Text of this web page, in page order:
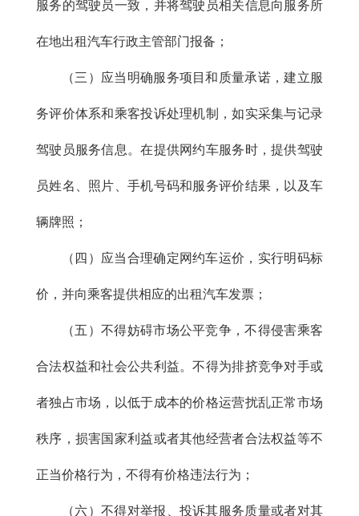
服务的驾驶员一致，并将驾驶员相关信息向服务所
在地出租汽车行政主管部门报备；
（三）应当明确服务项目和质量承诺，建立服
务评价体系和乘客投诉处理机制，如实采集与记录
驾驶员服务信息。在提供网约车服务时，提供驾驶
员姓名、照片、手机号码和服务评价结果，以及车
辆牌照；
（四）应当合理确定网约车运价，实行明码标
价，并向乘客提供相应的出租汽车发票；
（五）不得妨碍市场公平竞争，不得侵害乘客
合法权益和社会公共利益。不得为排挤竞争对手或
者独占市场，以低于成本的价格运营扰乱正常市场
秩序，损害国家利益或者其他经营者合法权益等不
正当价格行为，不得有价格违法行为；
（六）不得对举报、投诉其服务质量或者对其